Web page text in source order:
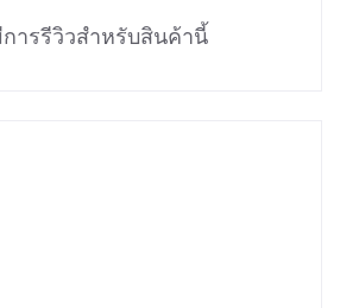
ารรีวิวสำหรับสินค้านี้